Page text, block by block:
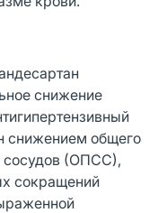
снижение
снижением общего
сосудов (ОПСС),
сокращений